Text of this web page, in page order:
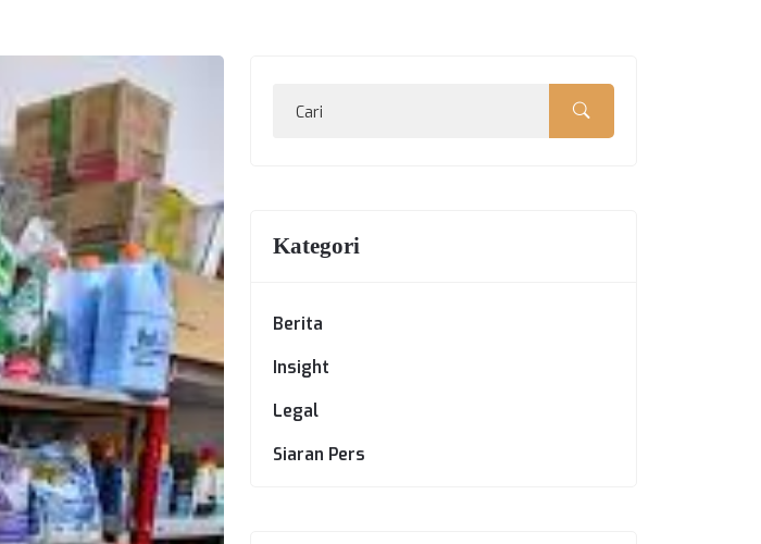
Kategori
Berita
Insight
Legal
Siaran Pers